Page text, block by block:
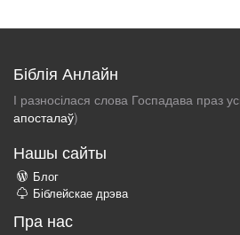
Біблія Анлайн
І разносілася слова Госпадава праз
апосталаў)
Нашы сайты
Блог
Біблейскае дрэва
Пра нас